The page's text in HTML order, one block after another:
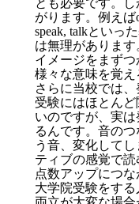
とも必要です。
がります。例えば
speak, talkといっ
は無理がありま
イメージをまず
様々な意味を覚え
さらに当校では
受験にはほとん
いのですが、実
るんです。音の
う音、変化して
ティブの感覚で
点数アップにつな
大学院受験をす